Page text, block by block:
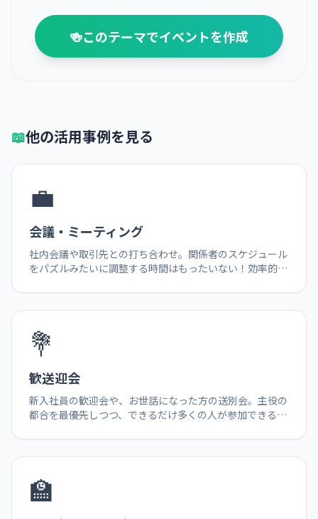
🍻このテーマでイベントを作成
📖他の活用事例を見る
💼
会議・ミーティング
社内会議や取引先との打ち合わせ。関係者のスケジュール
をパズルみたいに調整する時間はもったいない！効率的に
💐
歓送迎会
新入社員の歓迎会や、お世話になった方の送別会。主役の
都合を最優先しつつ、できるだけ多くの人が参加できる日
🏫